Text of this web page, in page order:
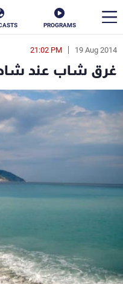
PROGRAMS
19 Aug 2014
21:02 PM
غرق شاب عند
en
الأخبار
سياسة
كأس العالم
جدول البرامج